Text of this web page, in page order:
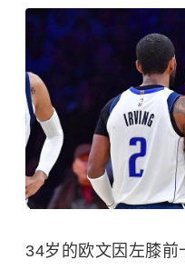
34岁的欧文因左膝